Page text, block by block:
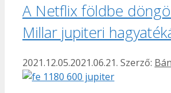
A Netflix földbe
Millar jupiteri
2021.12.05.2021.06.21. Szerző: